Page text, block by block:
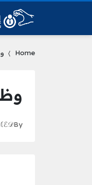
Home
By